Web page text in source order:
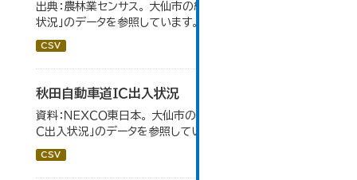
出典：農林業センサス。 大仙市の統計「3-1 農業経営体の
状況」のデータを参照しています。
CSV
秋田自動車道ＩＣ出入状況
資料：ＮＥＸＣＯ東日本。 大仙市の統計「8-1 秋田自動車道Ｉ
Ｃ出入状況」のデータを参照しています。
CSV